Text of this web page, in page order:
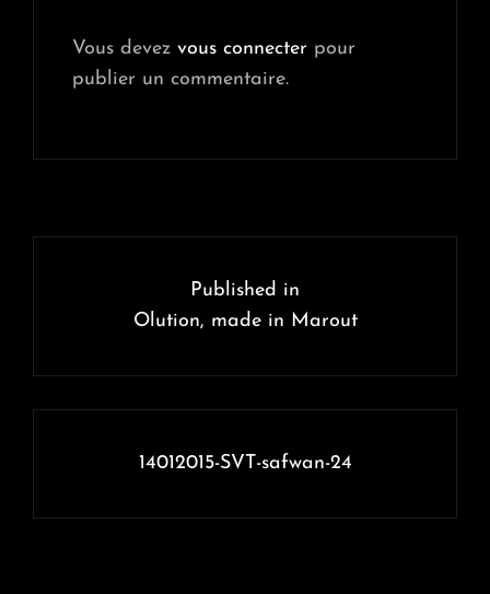
Vous devez vous connecter pour
publier un commentaire.
l’article
Published in
Olution, made in Marout
14012015-SVT-safwan-24